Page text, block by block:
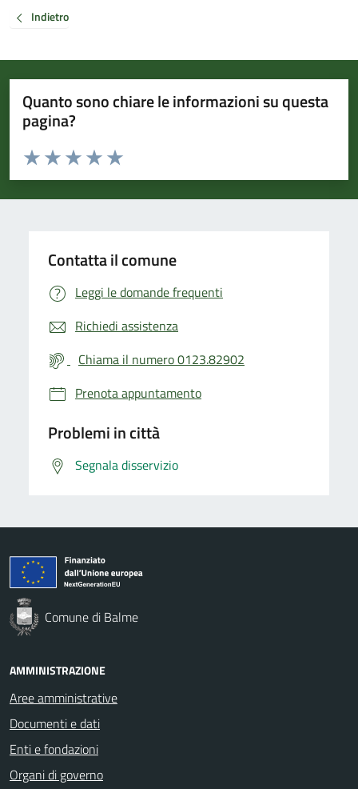
Indietro
Quanto sono chiare le informazioni su questa
pagina?
Valuta da 1 a 5 stelle la pagina
Valuta 5 stelle su 5
Valuta 4 stelle su 5
Valuta 3 stelle su 5
Valuta 2 stelle su 5
Valuta 1 stelle su 5
Contatta il comune
Leggi le domande frequenti
Richiedi assistenza
Chiama il numero 0123.82902
Prenota appuntamento
Problemi in città
Segnala disservizio
Comune di Balme
AMMINISTRAZIONE
Aree amministrative
Documenti e dati
Enti e fondazioni
Organi di governo